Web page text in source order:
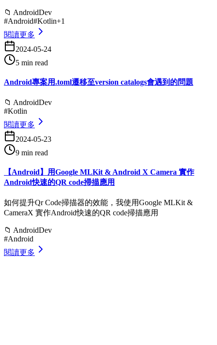
📁 AndroidDev
#Android#Kotlin+1
閱讀更多
2024-05-24
5 min read
Android專案用.toml遷移至version catalogs會遇到的問題
📁 AndroidDev
#Kotlin
閱讀更多
2024-05-23
9 min read
【Android】用Google MLKit & Android X Camera 實作
Android快速的QR code掃描應用
如何提升Qr Code掃描器的效能，我使用Google MLKit &
CameraX 實作Android快速的QR code掃描應用
📁 AndroidDev
#Android
閱讀更多